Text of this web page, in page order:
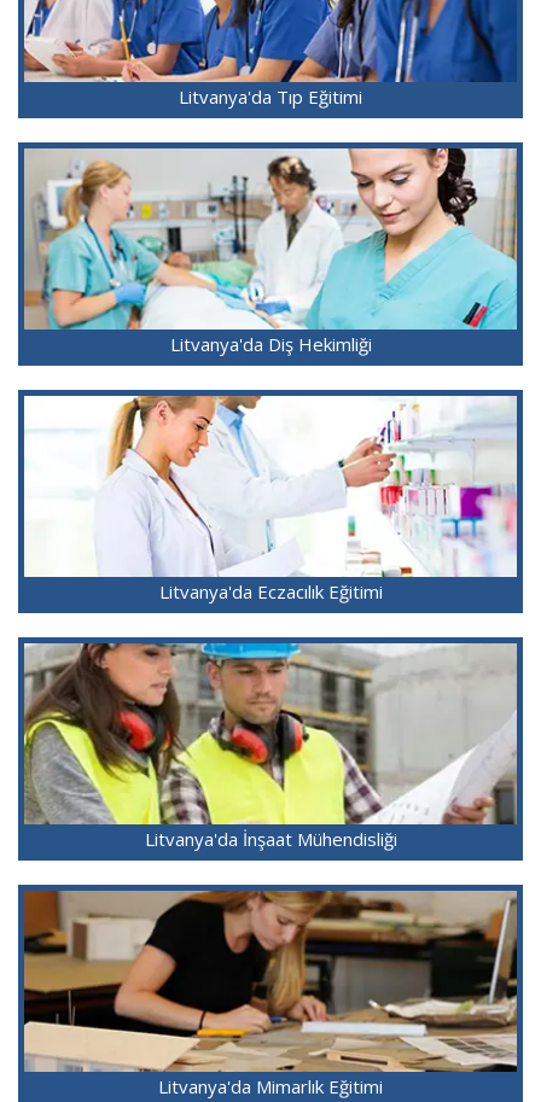
Litvanya'da Tıp Eğitimi
Litvanya'da Diş Hekimliği
Litvanya'da Eczacılık Eğitimi
Litvanya'da İnşaat Mühendisliği
Litvanya'da Mimarlık Eğitimi